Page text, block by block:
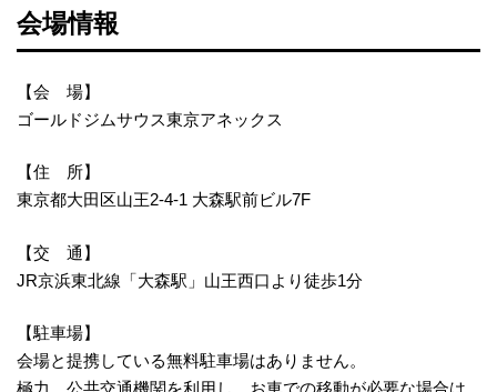
会場情報
【会 場】
ゴールドジムサウス東京アネックス
【住 所】
東京都大田区山王2-4-1 大森駅前ビル7F
【交 通】
JR京浜東北線「大森駅」山王西口より徒歩1分
【駐車場】
会場と提携している無料駐車場はありません。